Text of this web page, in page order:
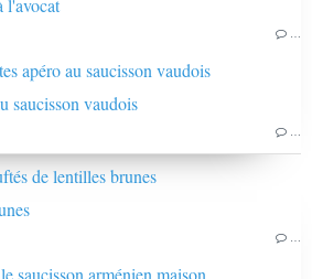
apéro au saucisson vaudois
de lentilles brunes
saucisson arménien maison